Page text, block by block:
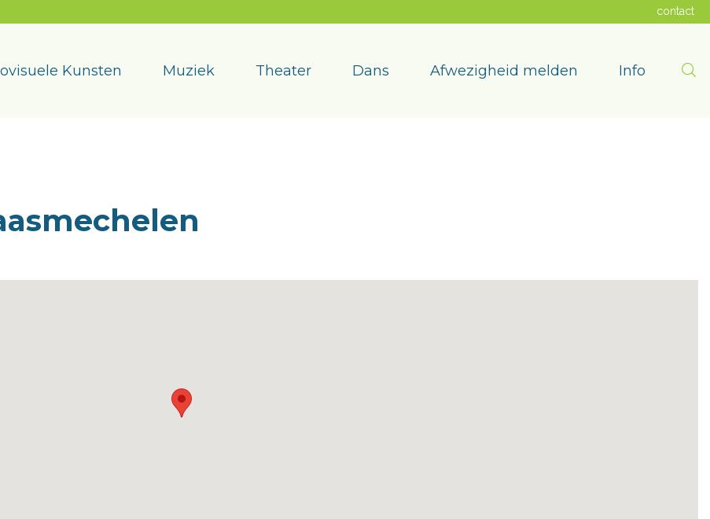
Kunsten Muziek Theater Dans Afwezigheid melden Info
contact